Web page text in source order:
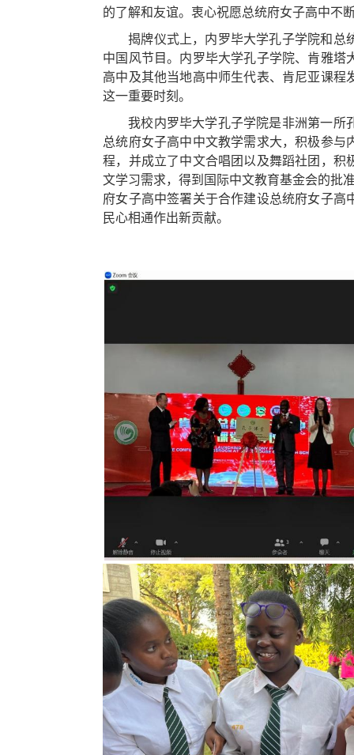
的了解和友谊。衷心祝愿总统府女子高中不
揭牌仪式上，内罗毕大学孔子学院和总
中国风节目。内罗毕大学孔子学院、肯雅
高中及其他当地高中师生代表、肯尼亚课
这一重要时刻。
我校内罗毕大学孔子学院是非洲第一所
总统府女子高中中文教学需求大，积极参
程，并成立了中文合唱团以及舞蹈社团，积
文学习需求，得到国际中文教育基金会的批
府女子高中签署关于合作建设总统府女子
民心相通作出新贡献。